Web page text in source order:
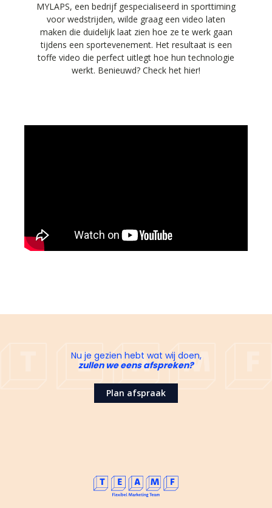
MYLAPS, een bedrijf gespecialiseerd in sporttiming
voor wedstrijden, wilde graag een video laten
maken die duidelijk laat zien hoe ze te werk gaan
tijdens een sportevenement. Het resultaat is een
toffe video die perfect uitlegt hoe hun technologie
werkt. Benieuwd? Check het hier!
Nu je gezien hebt wat wij doen,
zullen we eens afspreken?
Plan afspraak